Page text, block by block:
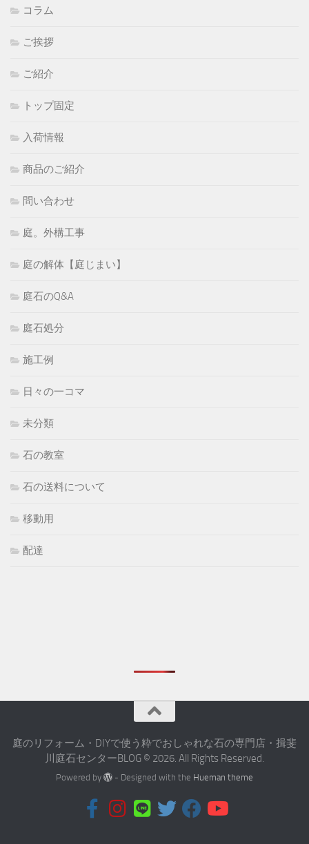
コラム
ご挨拶
ご紹介
トップ固定
入荷情報
商品のご紹介
問い合わせ
庭。外構工事
庭の解体【庭じまい】
庭石のQ&A
庭石処分
施工例
日々の一コマ
未分類
石の教室
石の送料について
移動用
配達
庭のリフォーム・DIYで使う粋でおしゃれな石の専門店・揖斐
川庭石センターBLOG © 2026. All Rights Reserved.
Powered by - Designed with the Hueman theme